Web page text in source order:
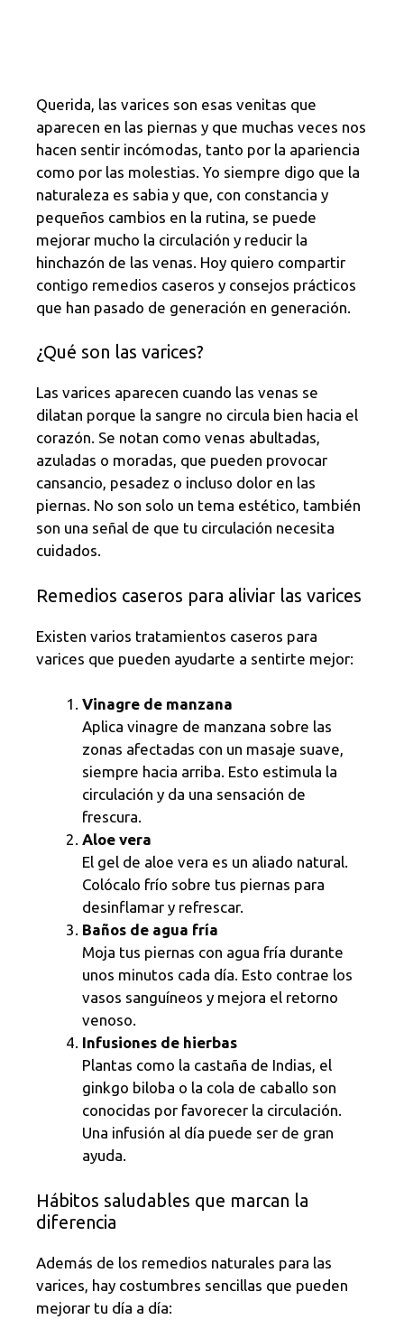
Querida, las varices son esas venitas que
aparecen en las piernas y que muchas veces nos
hacen sentir incómodas, tanto por la apariencia
como por las molestias. Yo siempre digo que la
naturaleza es sabia y que, con constancia y
pequeños cambios en la rutina, se puede
mejorar mucho la circulación y reducir la
hinchazón de las venas. Hoy quiero compartir
contigo remedios caseros y consejos prácticos
que han pasado de generación en generación.
¿Qué son las varices?
Las varices aparecen cuando las venas se
dilatan porque la sangre no circula bien hacia el
corazón. Se notan como venas abultadas,
azuladas o moradas, que pueden provocar
cansancio, pesadez o incluso dolor en las
piernas. No son solo un tema estético, también
son una señal de que tu circulación necesita
cuidados.
Remedios caseros para aliviar las varices
Existen varios tratamientos caseros para
varices que pueden ayudarte a sentirte mejor:
Vinagre de manzana
Aplica vinagre de manzana sobre las
zonas afectadas con un masaje suave,
siempre hacia arriba. Esto estimula la
circulación y da una sensación de
frescura.
Aloe vera
El gel de aloe vera es un aliado natural.
Colócalo frío sobre tus piernas para
desinflamar y refrescar.
Baños de agua fría
Moja tus piernas con agua fría durante
unos minutos cada día. Esto contrae los
vasos sanguíneos y mejora el retorno
venoso.
Infusiones de hierbas
Plantas como la castaña de Indias, el
ginkgo biloba o la cola de caballo son
conocidas por favorecer la circulación.
Una infusión al día puede ser de gran
ayuda.
Hábitos saludables que marcan la
diferencia
Además de los remedios naturales para las
varices, hay costumbres sencillas que pueden
mejorar tu día a día: